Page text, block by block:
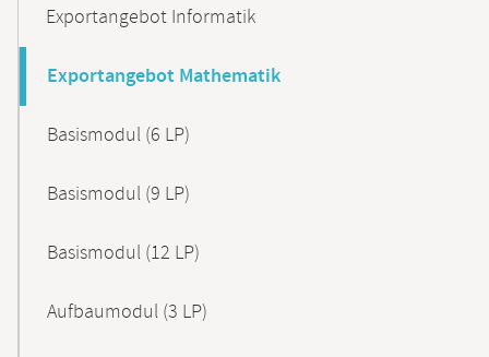
Exportangebot Informatik
Exportangebot Mathematik
Basismodul (6 LP)
Basismodul (9 LP)
Basismodul (12 LP)
Aufbaumodul (3 LP)